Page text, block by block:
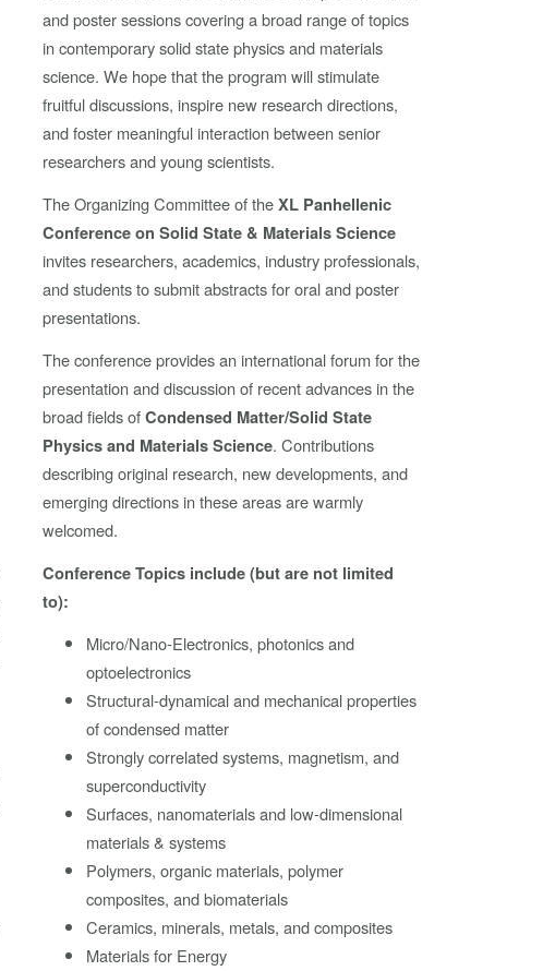
and poster sessions covering a broad range of topics
in contemporary solid state physics and materials
science. We hope that the program will stimulate
fruitful discussions, inspire new research directions,
and foster meaningful interaction between senior
researchers and young scientists.
The Organizing Committee of theXL Panhellenic
Conference on Solid State & Materials Science
invites researchers, academics, industry professionals,
and students to submit abstracts for oral and poster
presentations.
The conference provides an international forum for the
presentation and discussion of recent advances in the
broad fields ofCondensed Matter/Solid State
Physics and Materials Science. Contributions
describing original research, new developments, and
emerging directions in these areas are warmly
welcomed.
Conference Topics include (but are not limited
to):
Micro/Nano-Electronics, photonics and
optoelectronics
Structural-dynamical and mechanical properties
of condensed matter
Strongly correlated systems, magnetism, and
superconductivity
Surfaces, nanomaterials and low-dimensional
materials & systems
Polymers, organic materials, polymer
composites, and biomaterials
Ceramics, minerals, metals, and composites
Materials for Energy